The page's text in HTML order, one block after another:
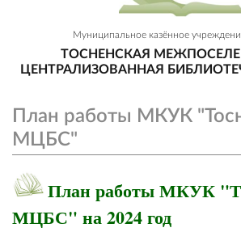
Муниципальное казённое
ТОСНЕНСКАЯ
ЦЕНТРАЛИЗОВАННАЯ
План работы МКУК
МЦБС"
План работы МКУК
МЦБС" на 2024 год